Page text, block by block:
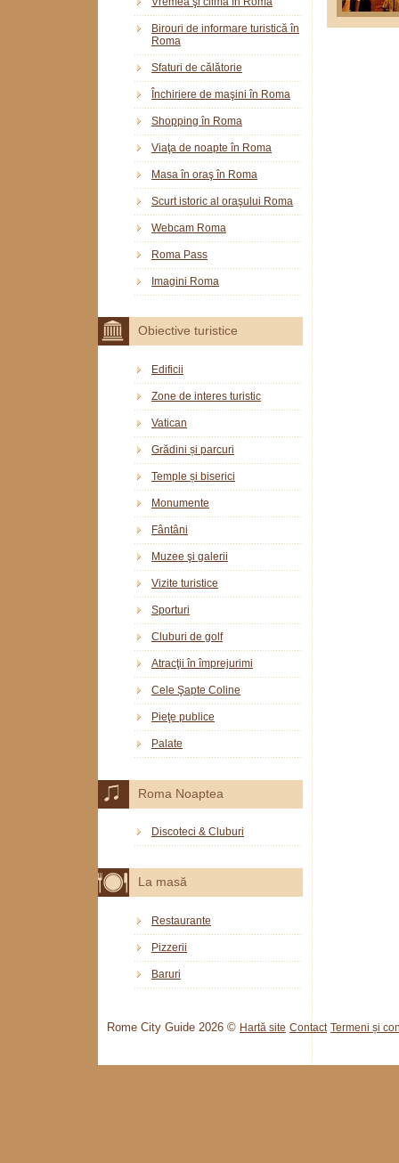
Birouri de informare turistică în
Roma
Sfaturi de călătorie
Închiriere de maşini în Roma
Shopping în Roma
Viaţa de noapte în Roma
Masa în oraş în Roma
Scurt istoric al oraşului Roma
Webcam Roma
Roma Pass
Imagini Roma
Obiective turistice
Edificii
Zone de interes turistic
Vatican
Grădini și parcuri
Temple și biserici
Monumente
Fântâni
Muzee şi galerii
Vizite turistice
Sporturi
Cluburi de golf
Atracţii în împrejurimi
Cele Şapte Coline
Pieţe publice
Palate
Roma Noaptea
Discoteci & Cluburi
La masă
Restaurante
Pizzerii
Baruri
Rome City Guide 2026 © Hartă site Contact Termeni și